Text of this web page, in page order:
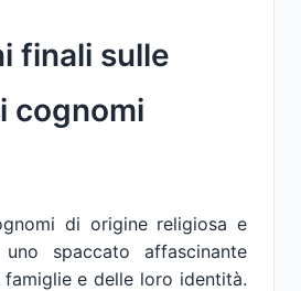
finali sulle
cognomi
di origine religiosa e
spaccato affascinante
e delle loro identità.